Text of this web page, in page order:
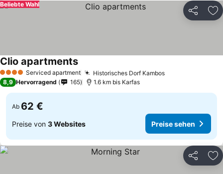
Teilen
Beliebte Wahl
4 Sterne Serviced apartment Historisches Dorf Kambos
Clio apartments
8,9 Hervorragend 165 1.6 km bis Karfas
Ab 62 €
Preise von 3 Websites Preise sehen
Teilen